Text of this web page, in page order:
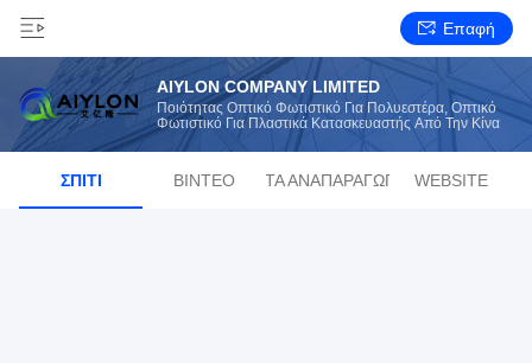
Επαφή
AIYLON COMPANY LIMITED
Ποιότητας Οπτικό Φωτιστικό Για Πολυεστέρα, Οπτικό
Φωτιστικό Για Πλαστικά Κατασκευαστής Από Την Κίνα
ΣΠΊΤΙ ΒΊΝΤΕΟ ΛΊΣΤΑ ΑΝΑΠΑΡΑΓΩΓΉΣWEBSITE